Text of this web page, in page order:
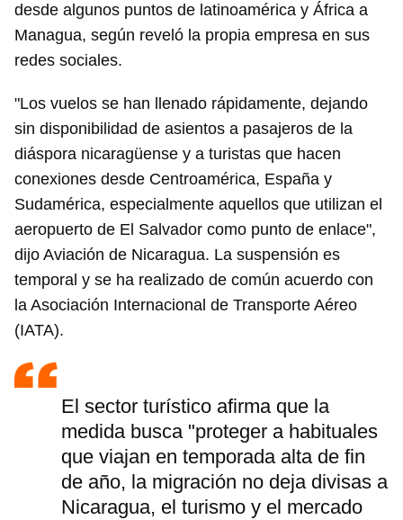
desde algunos puntos de latinoamérica y África a
Managua, según reveló la propia empresa en sus
redes sociales.
"Los vuelos se han llenado rápidamente, dejando
sin disponibilidad de asientos a pasajeros de la
diáspora nicaragüense y a turistas que hacen
conexiones desde Centroamérica, España y
Sudamérica, especialmente aquellos que utilizan el
aeropuerto de El Salvador como punto de enlace",
dijo Aviación de Nicaragua. La suspensión es
temporal y se ha realizado de común acuerdo con
la Asociación Internacional de Transporte Aéreo
(IATA).
El sector turístico afirma que la
medida busca "proteger a habituales
que viajan en temporada alta de fin
de año, la migración no deja divisas a
Nicaragua, el turismo y el mercado